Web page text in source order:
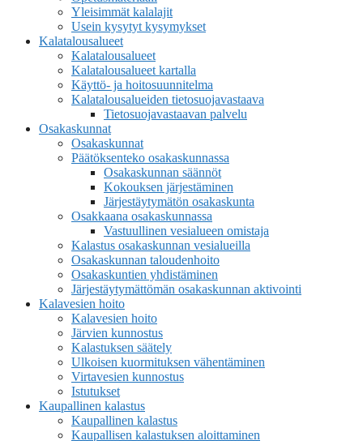
Yleisimmät kalalajit
Usein kysytyt kysymykset
Kalatalousalueet
Kalatalousalueet
Kalatalousalueet kartalla
Käyttö- ja hoitosuunnitelma
Kalatalousalueiden tietosuojavastaava
Tietosuojavastaavan palvelu
Osakaskunnat
Osakaskunnat
Päätöksenteko osakaskunnassa
Osakaskunnan säännöt
Kokouksen järjestäminen
Järjestäytymätön osakaskunta
Osakkaana osakaskunnassa
Vastuullinen vesialueen omistaja
Kalastus osakaskunnan vesialueilla
Osakaskunnan taloudenhoito
Osakaskuntien yhdistäminen
Järjestäytymättömän osakaskunnan aktivointi
Kalavesien hoito
Kalavesien hoito
Järvien kunnostus
Kalastuksen säätely
Ulkoisen kuormituksen vähentäminen
Virtavesien kunnostus
Istutukset
Kaupallinen kalastus
Kaupallinen kalastus
Kaupallisen kalastuksen aloittaminen